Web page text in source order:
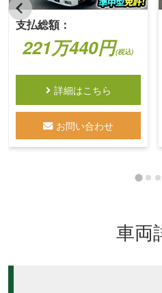
支払総額：
221万440円(税込)
詳細はこちら
お問い合わせ
車両